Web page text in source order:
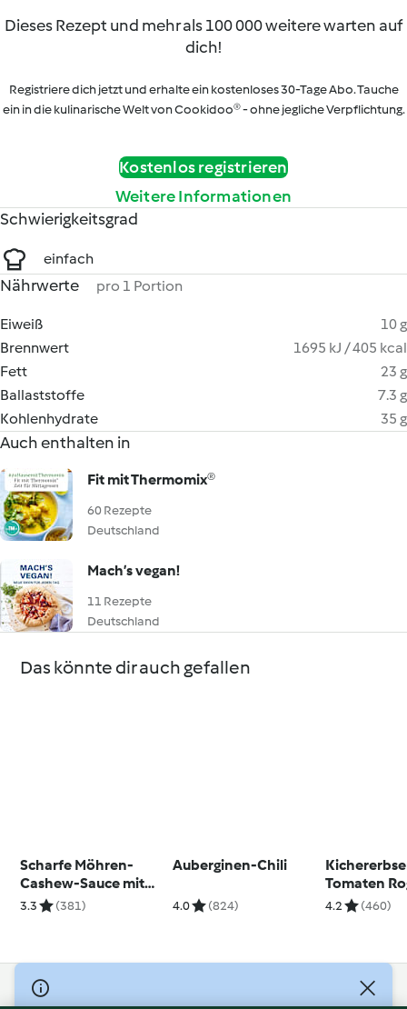
Dieses Rezept und mehr als 100 000 weitere warten auf
dich!
Registriere dich jetzt und erhalte ein kostenloses 30-Tage Abo. Tauche
ein in die kulinarische Welt von Cookidoo® - ohne jegliche Verpflichtung.
Kostenlos registrieren
Weitere Informationen
Schwierigkeitsgrad
einfach
Nährwerte pro 1 Portion
Eiweiß
10 g
Brennwert
1695 kJ / 405 kcal
Fett
23 g
Ballaststoffe
7.3 g
Kohlenhydrate
35 g
Auch enthalten in
Fit mit Thermomix®
60 Rezepte
Deutschland
Mach’s vegan!
11 Rezepte
Deutschland
Das könnte dir auch gefallen
Scharfe Möhren-
Cashew-Sauce mit
Nudeln
3.3 (381)
Auberginen-Chili
4.0 (824)
Tomaten
4.2 (460)
© Copyright 2026